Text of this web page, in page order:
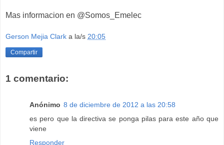
Mas informacion en @Somos_Emelec
Gerson Mejia Clark a la/s 20:05
Compartir
1 comentario:
Anónimo 8 de diciembre de 2012 a las 20:58
es pero que la directiva se ponga pilas para este año que
viene
Responder